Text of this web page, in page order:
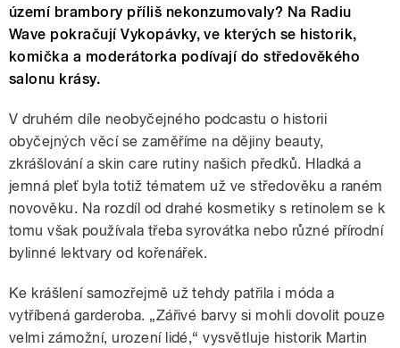
území brambory příliš nekonzumovaly? Na Radiu
Wave pokračují Vykopávky, ve kterých se historik,
komička a moderátorka podívají do středověkého
salonu krásy.
V druhém díle neobyčejného podcastu o historii
obyčejných věcí se zaměříme na dějiny beauty,
zkrášlování a skin care rutiny našich předků. Hladká a
jemná pleť byla totiž tématem už ve středověku a raném
novověku. Na rozdíl od drahé kosmetiky s retinolem se k
tomu však používala třeba syrovátka nebo různé přírodní
bylinné lektvary od kořenářek.
Ke krášlení samozřejmě už tehdy patřila i móda a
vytříbená garderoba. „Zářivé barvy si mohli dovolit pouze
velmi zámožní, urození lidé,“ vysvětluje historik Martin